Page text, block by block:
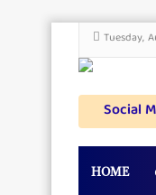
Tuesday,
Social
HOME